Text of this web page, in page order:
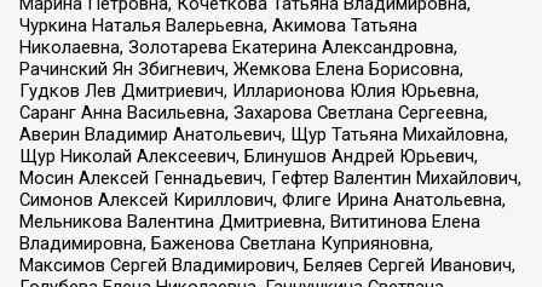
Чуркина Наталья Валерьевна, Акимова Татьяна
Николаевна, Золотарева Екатерина Александровна,
Рачинский Ян Збигневич, Жемкова Елена Борисовна,
Гудков Лев Дмитриевич, Илларионова Юлия Юрьевна,
Саранг Анна Васильевна, Захарова Светлана Сергеевна,
Аверин Владимир Анатольевич, Щур Татьяна Михайловна,
Щур Николай Алексеевич, Блинушов Андрей Юрьевич,
Мосин Алексей Геннадьевич, Гефтер Валентин Михайлович,
Симонов Алексей Кириллович, Флиге Ирина Анатольевна,
Мельникова Валентина Дмитриевна, Вититинова Елена
Владимировна, Баженова Светлана Куприяновна,
Максимов Сергей Владимирович, Беляев Сергей Иванович,